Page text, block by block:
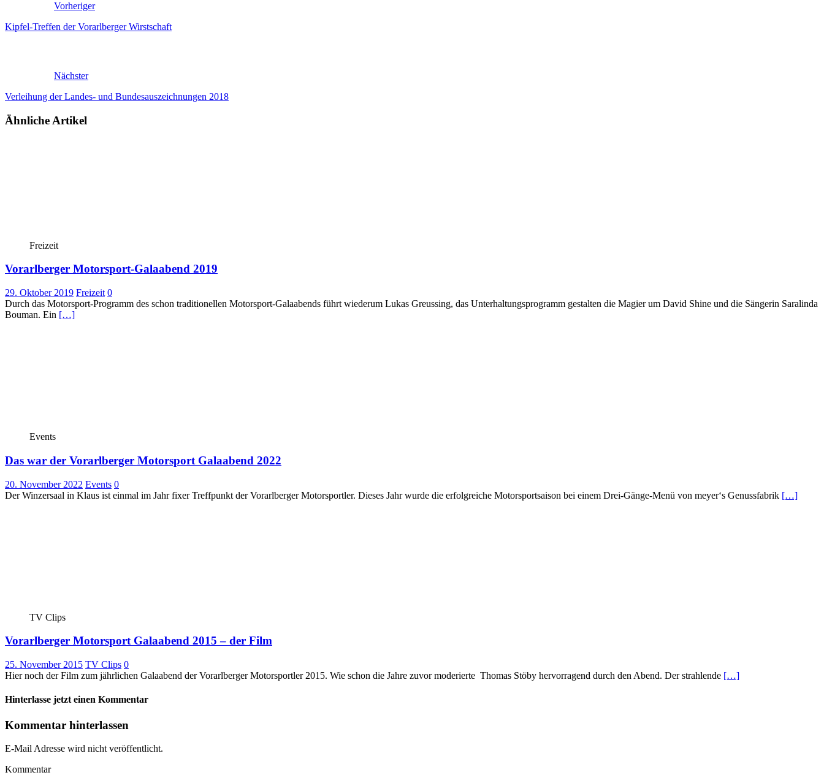
Vorheriger
Kipfel-Treffen der Vorarlberger Wirstschaft
Nächster
Verleihung der Landes- und Bundesauszeichnungen 2018
Ähnliche Artikel
Freizeit
Vorarlberger Motorsport-Galaabend 2019
29. Oktober 2019 Freizeit 0
Durch das Motorsport-Programm des schon traditionellen Motorsport-Galaabends führt wiederum Lukas Greussing, das Unterhaltungsprogramm gestalten die Magier um David Shine und die Sängerin Saralinda
Bouman. Ein […]
Events
Das war der Vorarlberger Motorsport Galaabend 2022
20. November 2022 Events 0
Der Winzersaal in Klaus ist einmal im Jahr fixer Treffpunkt der Vorarlberger Motorsportler. Dieses Jahr wurde die erfolgreiche Motorsportsaison bei einem Drei-Gänge-Menü von meyer‘s Genussfabrik […]
TV Clips
Vorarlberger Motorsport Galaabend 2015 – der Film
25. November 2015 TV Clips 0
Hier noch der Film zum jährlichen Galaabend der Vorarlberger Motorsportler 2015. Wie schon die Jahre zuvor moderierte Thomas Stöby hervorragend durch den Abend. Der strahlende […]
Hinterlasse jetzt einen Kommentar
Kommentar hinterlassen
E-Mail Adresse wird nicht veröffentlicht.
Kommentar